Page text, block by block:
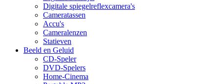
Digitale spiegelreflexcamera's
Cameratassen
Accu's
Cameralenzen
Statieven
Beeld en Geluid
CD-Speler
DVD-Spelers
Home-Cinema